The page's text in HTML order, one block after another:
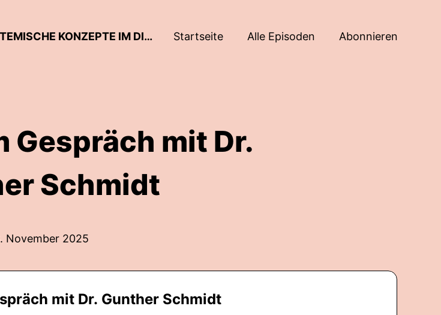
SELTEN SO GEDACHT. SYSTEMISCHE UND HYPNOSYSTEMISCHE KONZEPTE IM DIALOG Startseite Alle Episoden Abonnieren
Gespräch mit Dr.
Schmidt
November 2025